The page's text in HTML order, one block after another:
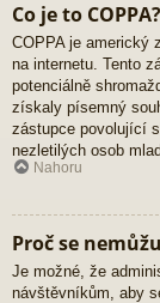
Co je to COPPA?
COPPA je americký
na internetu. Tento
potenciálně
získaly písemný
zástupce povolující
nezletilých osob
Nahoru
Proč se
Je možné, že
návštěvníkům, aby